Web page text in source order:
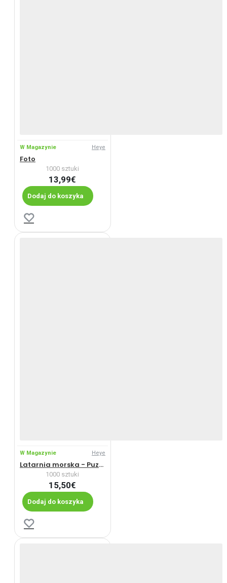
W Magazynie Heye
Foto
1000 sztuki
13,99€
Dodaj do koszyka
W Magazynie Heye
Latarnia morska - Puzzle Panoramiczne
1000 sztuki
15,50€
Dodaj do koszyka